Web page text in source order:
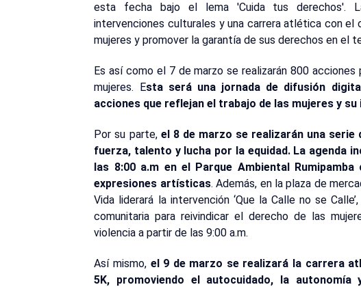
esta fecha bajo el lema 'Cuida tus derechos'.
intervenciones culturales y una carrera atlética con el
mujeres y promover la garantía de sus derechos en el
Es así como el 7 de marzo se realizarán 800
mujeres. Esta será una jornada de difusión
acciones que reflejan el trabajo de las mujeres y
Por su parte, el 8 de marzo se realizarán una serie
fuerza, talento y lucha por la equidad. La agenda
las 8:00 a.m en el Parque Ambiental
expresiones artísticas. Además, en la plaza de
Vida liderará la intervención ‘Que la Calle no se
comunitaria para reivindicar el derecho de las
violencia a partir de las 9:00 a.m.
Así mismo, el 9 de marzo se realizará la carrera
5K, promoviendo el autocuidado, la